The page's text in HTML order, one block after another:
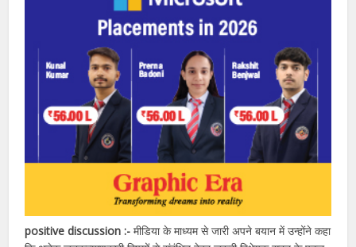
positive discussion :-मीडिया के माध्यम से जारी अपने बयान में उन्होंने कहा